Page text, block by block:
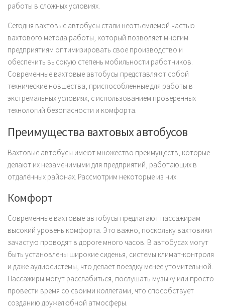
работы в сложных условиях.
Сегодня вахтовые автобусы стали неотъемлемой частью
вахтового метода работы, который позволяет многим
предприятиям оптимизировать свое производство и
обеспечить высокую степень мобильности работников.
Современные вахтовые автобусы представляют собой
технические новшества, приспособленные для работы в
экстремальных условиях, с использованием проверенных
технологий безопасности и комфорта.
Преимущества вахтовых автобусов
Вахтовые автобусы имеют множество преимуществ, которые
делают их незаменимыми для предприятий, работающих в
отдалённых районах. Рассмотрим некоторые из них.
Комфорт
Современные вахтовые автобусы предлагают пассажирам
высокий уровень комфорта. Это важно, поскольку вахтовики
зачастую проводят в дороге много часов. В автобусах могут
быть установлены широкие сиденья, системы климат-контроля
и даже аудиосистемы, что делает поездку менее утомительной.
Пассажиры могут расслабиться, послушать музыку или просто
провести время со своими коллегами, что способствует
созданию дружелюбной атмосферы.